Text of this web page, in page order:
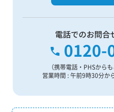
電話でのお問合
0120-
（携帯電話・PHSから
営業時間 : 午前9時30分か